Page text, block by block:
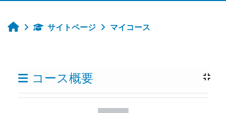
ホームサイトページ マイコース
ブロック
コース概要